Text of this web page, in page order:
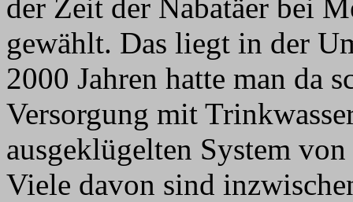
der Zeit der Nabatäer bei
gewählt. Das liegt in der
2000 Jahren hatte man da
Versorgung mit
ausgeklügelten System
Viele davon sind